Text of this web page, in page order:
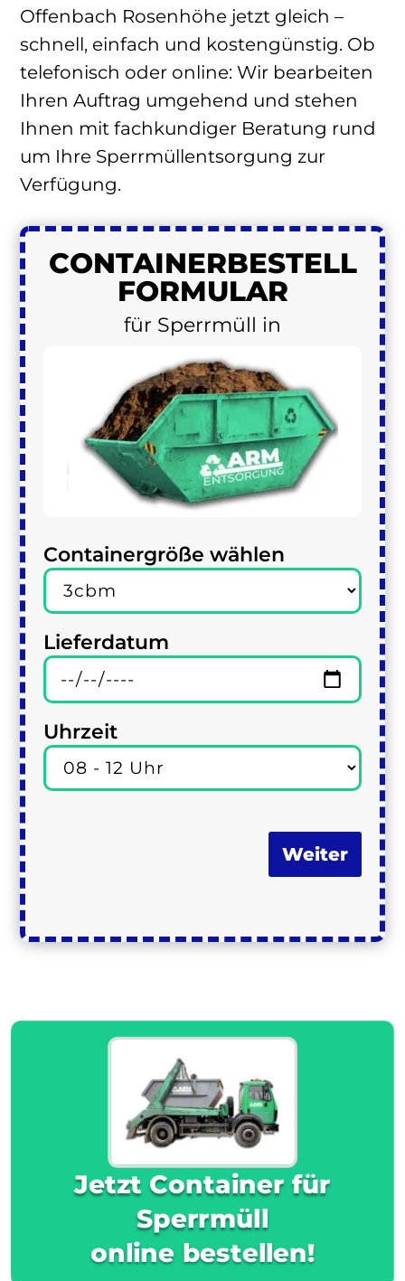
Offenbach Rosenhöhe jetzt gleich –
schnell, einfach und kostengünstig. Ob
telefonisch oder online: Wir bearbeiten
Ihren Auftrag umgehend und stehen
Ihnen mit fachkundiger Beratung rund
um Ihre Sperrmüllentsorgung zur
Verfügung.
CONTAINERBESTELL
FORMULAR
für Sperrmüll in
Containergröße wählen
Lieferdatum
Uhrzeit
Weiter
Jetzt Container für
Sperrmüll
online bestellen!